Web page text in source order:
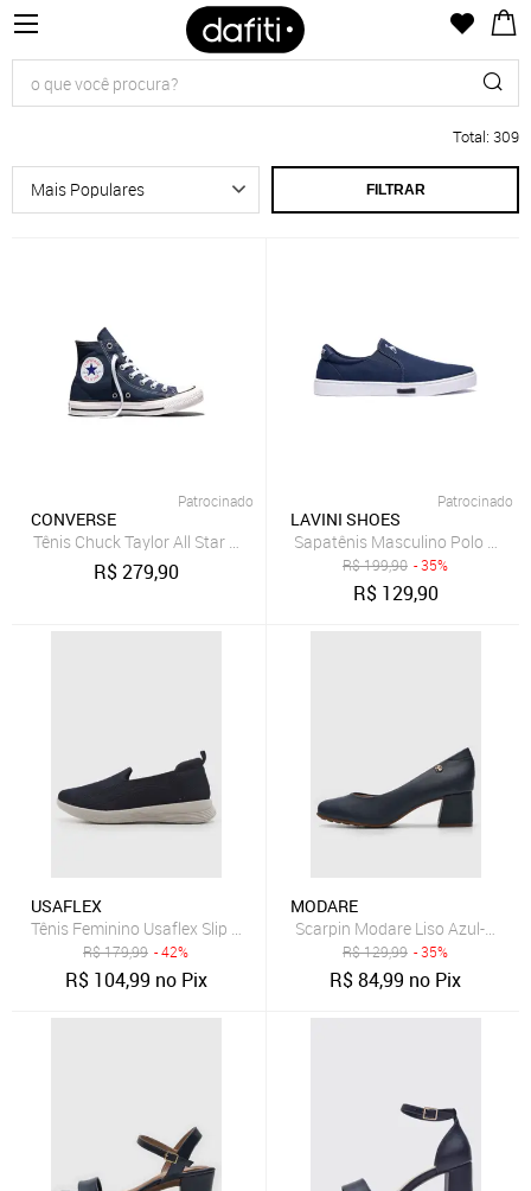
Total: 309
FILTRAR
Patrocinado
CONVERSE
Tênis Chuck Taylor All Star Cano Alto Azul Marinho
R$279,90
Patrocinado
LAVINI SHOES
Sapatênis Masculino Polo Joy
R$199,90 - 35%
R$ 129,90
USAFLEX
Tênis Feminino Usaflex Slip On Azul Marinho
R$179,99 - 42%
R$ 104,99 no Pix
MODARE
Scarpin Modare Liso Azul-
R$129,99 - 35%
R$84,99 no Pix